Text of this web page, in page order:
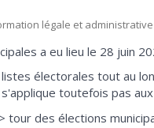
légale et
a eu lieu le 28 juin
électorales tout au
toutefois pas
des élections